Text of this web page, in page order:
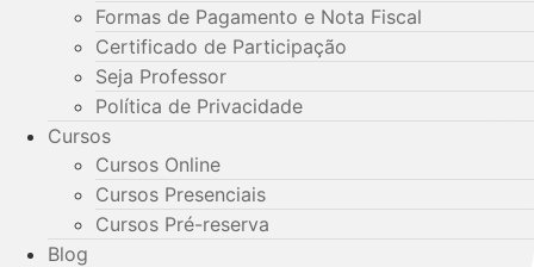
Formas de Pagamento e Nota Fiscal
Certificado de Participação
Seja Professor
Política de Privacidade
Cursos
Cursos Online
Cursos Presenciais
Cursos Pré-reserva
Blog